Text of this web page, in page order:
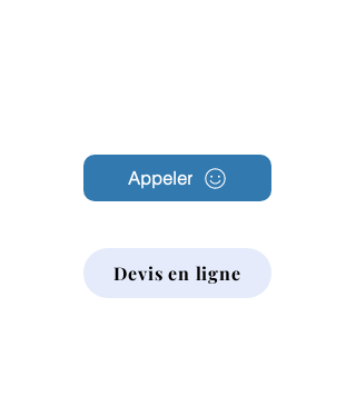
Appeler
Devis en ligne